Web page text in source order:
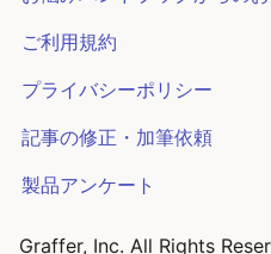
ご利用規約
プライバシーポリシー
記事の修正・加筆依頼
製品アンケート
Graffer, Inc. All Rights